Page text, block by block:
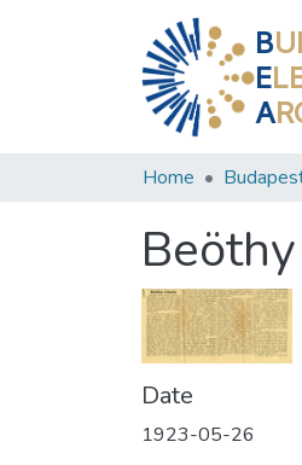
B
E
A
Home
Date
1923-05-26